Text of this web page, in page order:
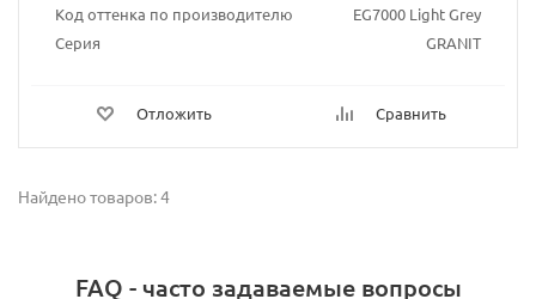
Код оттенка по производителю
EG7000 Light Grey
Серия
GRANIT
Отложить Сравнить
Найдено товаров: 4
FAQ - часто задаваемые вопросы